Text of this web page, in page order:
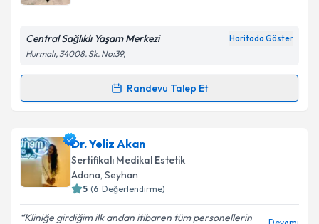
Kişisel verilerimin işlenmesine ilişkin
Metni'ni okudum ve kişisel verilerimin belirtilen
Takvim Talebini Gönder
Central Sağlıklı Yaşam Merkezi Haritada Göster
Hurmalı, 34008. Sk. No:39,
Randevu Talep Et
Randevu Takvimi Talebi
Fzt. Tuğçem Gözüyılmaz
oluşturun. Size bu uzmandan randevu almanız için bir
takvim hazırlandığında e-posta ile bilgilendireceğiz.
Dr. Yeliz Akan
Sertifikalı Medikal Estetik
Adana, Seyhan
5 (6 Değerlendirme)
Kliniğe girdiğim ilk andan itibaren tüm personellerin